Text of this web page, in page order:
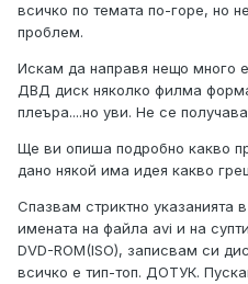
всичко по темата по-горе, но
проблем.
Искам да направя нещо много
ДВД диск няколко филма
плеъра....но уви. Не се
Ще ви опиша подробно какво
дано някой има идея какво
Спазвам стриктно указанията
имената на файла avi и на
DVD-ROM(ISO), записвам си
всичко е тип-топ. ДОТУК.